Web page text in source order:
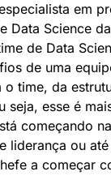
em
Data Science da
de Data
de uma
time, da
seja, esse é
começando
liderança ou até
a começar